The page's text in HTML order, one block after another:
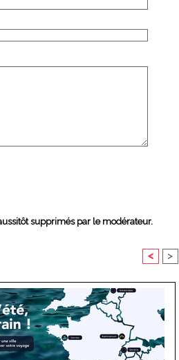
supprimés par le modérateur.
< >